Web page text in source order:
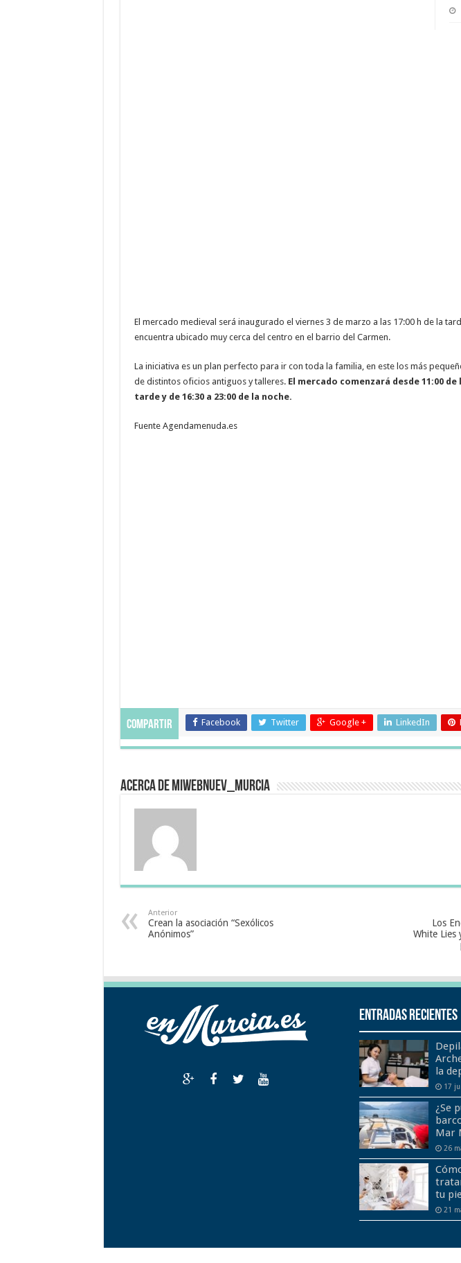
El mercado medieval será inaugurado el viernes 3 de marzo a las 17:00 h de la
encuentra ubicado muy cerca del centro en el barrio del Carmen.
La iniciativa es un plan perfecto para ir con toda la familia, en este los más
de distintos oficios antiguos y talleres. El mercado comenzará desde 11:00 de
tarde y de 16:30 a 23:00 de la noche.
Fuente Agendamenuda.es
Compartir Facebook Twitter Google + LinkedIn
Acerca de miwebnuev_murcia
Anterior
Crean la asociación “Sexólicos
Anónimos”
Los
White Lies
Entradas recientes
la
17
¿Se
Mar
26
tu
21